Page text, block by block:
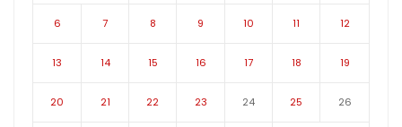
6 7 8 9 10 11 12
13 14 15 16 17 18 19
20 21 22 23 24 25 26